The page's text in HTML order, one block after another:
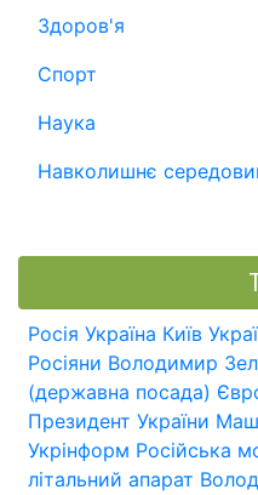
Здоров'я
Спорт
Наука
Навколишнє
Росія Україна Київ
Росіяни Володимир
(державна посада)
Президент України
Укрінформ Російська
літальний апарат